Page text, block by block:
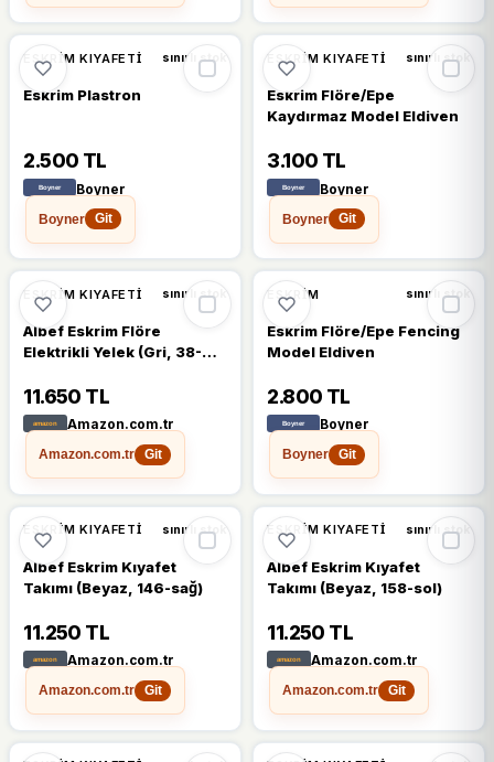
ESKRIM KIYAFETI sınırlı stok
Eskrim Plastron
2.500 TL
Boyner
Boyner
Git
ESKRIM KIYAFETI sınırlı stok
Eskrim Flöre/Epe
Kaydırmaz Model Eldiven
3.100 TL
Boyner
Boyner
Git
ESKRIM KIYAFETI sınırlı stok
Albef Eskrim Flöre
Elektrikli Yelek (Gri, 38-
11.650 TL
Amazon.com.tr
Amazon.com.tr
Git
ESKRIM sınırlı stok
Eskrim Flöre/Epe Fencing
Model Eldiven
2.800 TL
Boyner
Boyner
Git
ESKRIM KIYAFETI sınırlı stok
Albef Eskrim Kıyafet
Takımı (Beyaz, 146-sağ)
11.250 TL
Amazon.com.tr
Amazon.com.tr
Git
ESKRIM KIYAFETI sınırlı stok
Albef Eskrim Kıyafet
Takımı (Beyaz, 158-sol)
11.250 TL
Amazon.com.tr
Amazon.com.tr
Git